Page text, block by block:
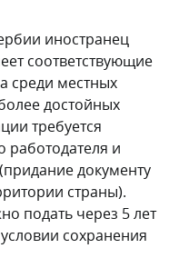
иностранец
соответствующие
среди местных
достойных
требуется
работодателя и
документу
страны).
подать через 5 лет
сохранения